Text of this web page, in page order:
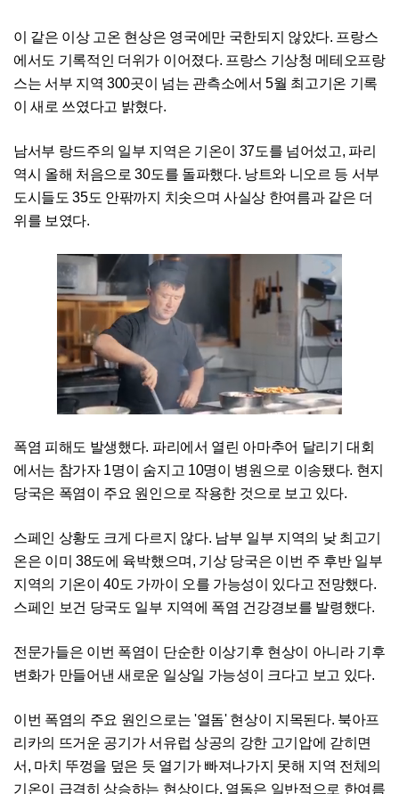
이 같은 이상 고온 현상은 영국에만 국한되지 않았다. 프랑스
에서도 기록적인 더위가 이어졌다. 프랑스 기상청 메테오프랑
스는 서부 지역 300곳이 넘는 관측소에서 5월 최고기온 기록
이 새로 쓰였다고 밝혔다.
남서부 랑드주의 일부 지역은 기온이 37도를 넘어섰고, 파리
역시 올해 처음으로 30도를 돌파했다. 낭트와 니오르 등 서부
도시들도 35도 안팎까지 치솟으며 사실상 한여름과 같은 더
위를 보였다.
폭염 피해도 발생했다. 파리에서 열린 아마추어 달리기 대회
에서는 참가자 1명이 숨지고 10명이 병원으로 이송됐다. 현지
당국은 폭염이 주요 원인으로 작용한 것으로 보고 있다.
스페인 상황도 크게 다르지 않다. 남부 일부 지역의 낮 최고기
온은 이미 38도에 육박했으며, 기상 당국은 이번 주 후반 일부
지역의 기온이 40도 가까이 오를 가능성이 있다고 전망했다.
스페인 보건 당국도 일부 지역에 폭염 건강경보를 발령했다.
전문가들은 이번 폭염이 단순한 이상기후 현상이 아니라 기후
변화가 만들어낸 새로운 일상일 가능성이 크다고 보고 있다.
이번 폭염의 주요 원인으로는 '열돔' 현상이 지목된다. 북아프
리카의 뜨거운 공기가 서유럽 상공의 강한 고기압에 갇히면
서, 마치 뚜껑을 덮은 듯 열기가 빠져나가지 못해 지역 전체의
기온이 급격히 상승하는 현상이다. 열돔은 일반적으로 한여름